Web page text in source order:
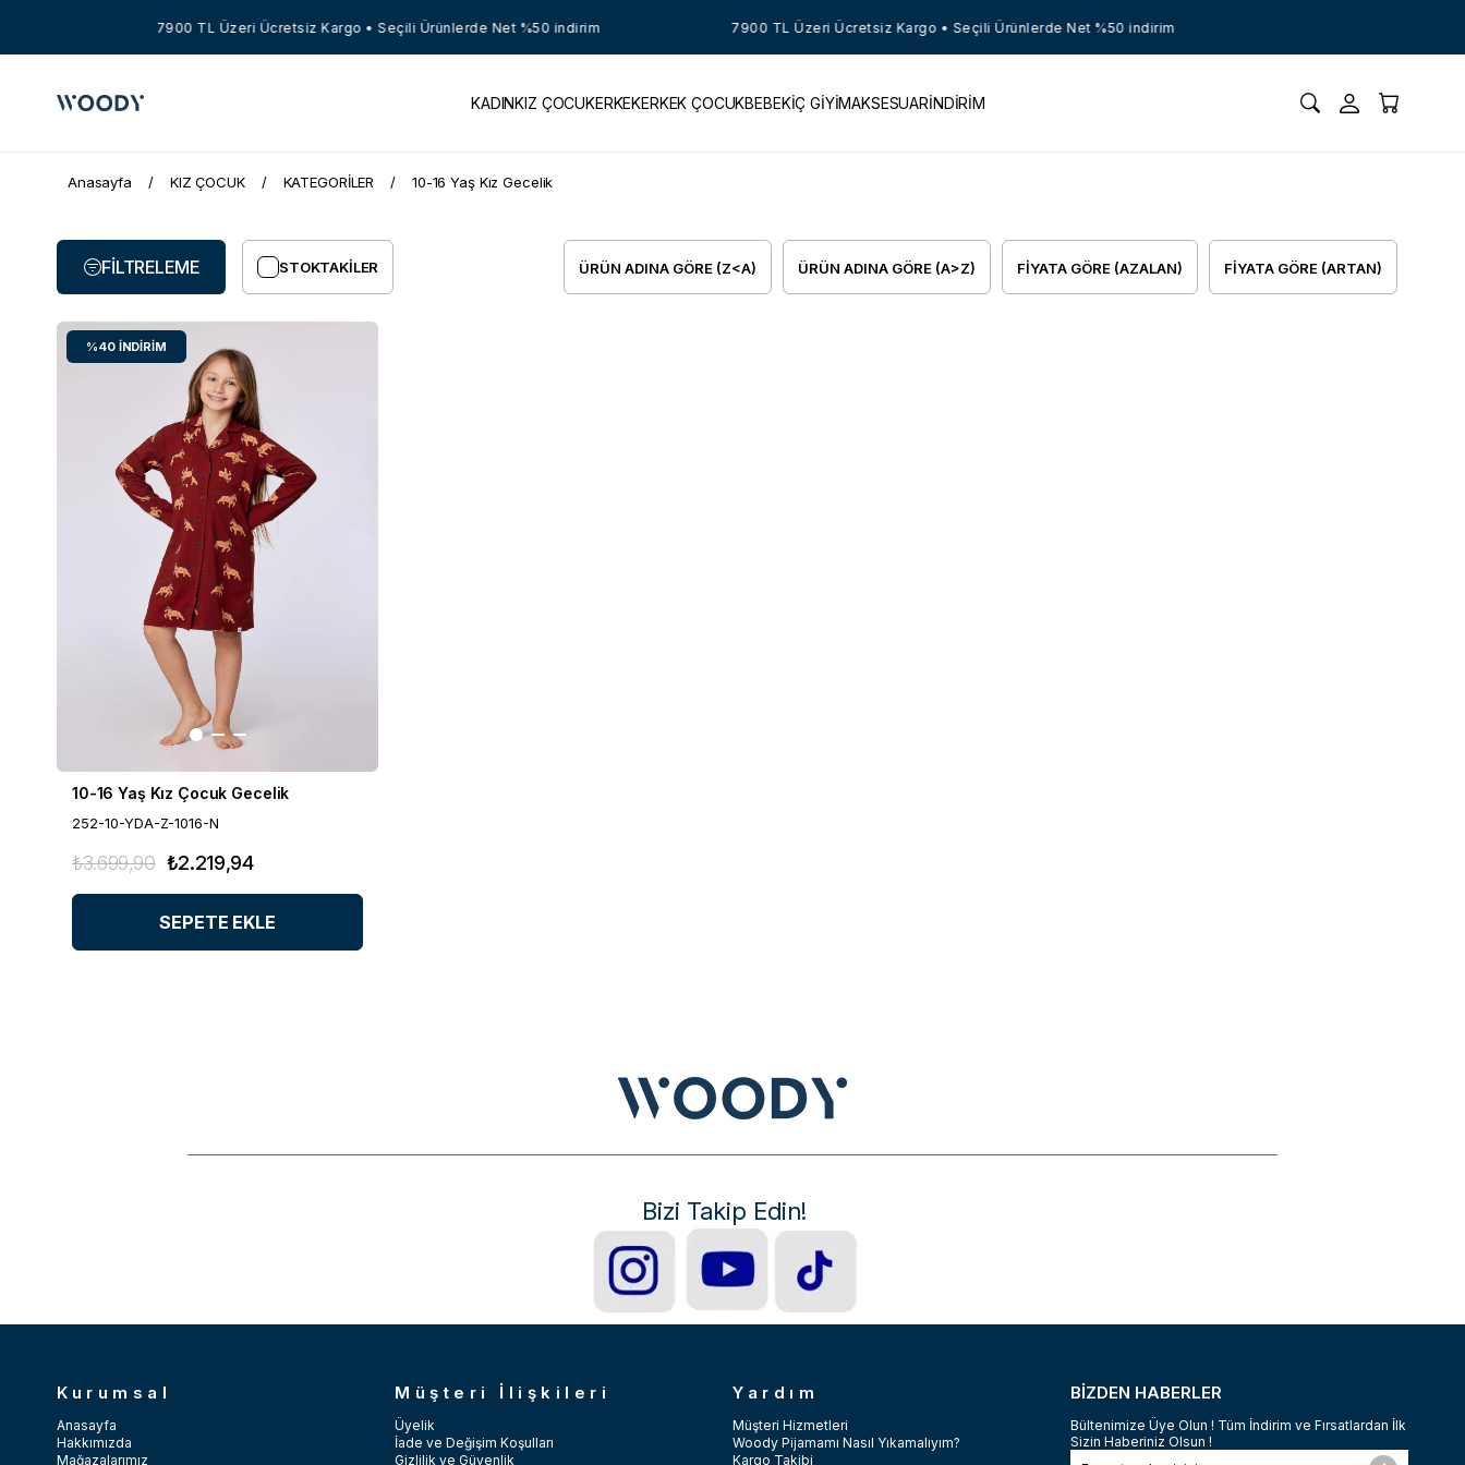
7900 TL Üzeri Ücretsiz Kargo • Seçili Ürünlerde Net %50 indirim 7900 TL Üzeri Ücretsiz Kargo • Seçili Ürünlerde Net %50 indirim
KADINKIZ ÇOCUKERKEKERKEK ÇOCUKBEBEKİÇ GİYİMAKSESUARİNDİRİM
Anasayfa KIZ ÇOCUK KATEGORİLER 10-16 Yaş Kız Gecelik
FIYATA GÖRE (ARTAN)
FIYATA GÖRE (AZALAN)
ÜRÜN ADINA GÖRE (A>Z)
ÜRÜN ADINA GÖRE (Z<A)
STOKTAKILER
FILTRELEME
10-16 Yaş Kız Çocuk Gecelik
252-10-YDA-Z-1016-N
₺2.219,94
₺3.699,90
SEPETE EKLE
%40 İNDIRIM
Bizi Takip Edin!
Kurumsal
Anasayfa
Hakkımızda
Mağazalarımız
Müşteri İlişkileri
Üyelik
İade ve Değişim Koşulları
Gizlilik ve Güvenlik
Yardım
Müşteri Hizmetleri
Woody Pijamamı Nasıl Yıkamalıyım?
Kargo Takibi
BİZDEN HABERLER
Bültenimize Üye Olun ! Tüm İndirim ve Fırsatlardan İlk
Sizin Haberiniz Olsun !